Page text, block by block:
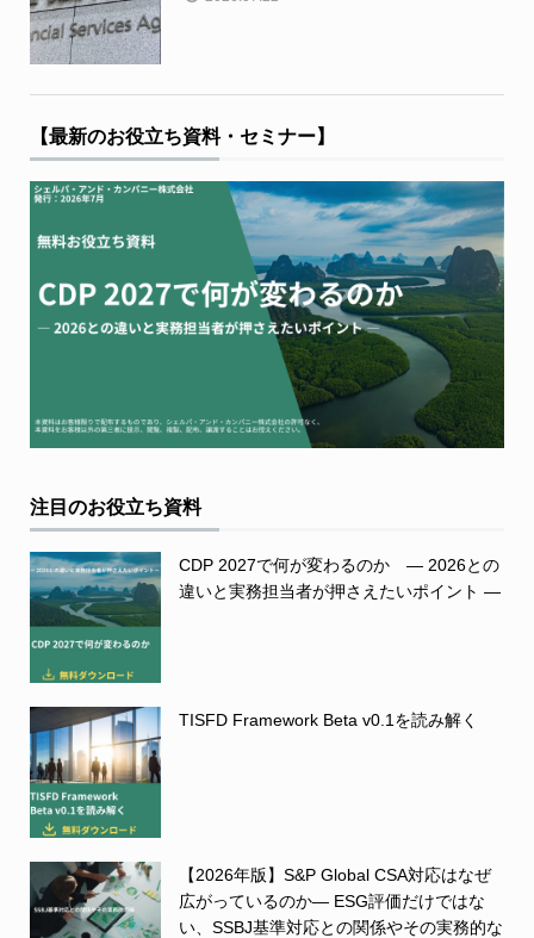
【最新のお役立ち資料・セミナー】
注目のお役立ち資料
CDP 2027で何が変わるのか ― 2026との
違いと実務担当者が押さえたいポイント ―
TISFD Framework Beta v0.1を読み解く
【2026年版】S&P Global CSA対応はなぜ
広がっているのか― ESG評価だけではな
い、SSBJ基準対応との関係やその実務的な